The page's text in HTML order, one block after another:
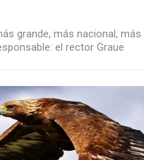
grande, más nacional, más
el rector Graue